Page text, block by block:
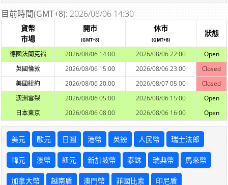
目前時間(GMT+8): 2026/08/06 14:30
貨幣
市場
開市
(GMT+8)
休市
(GMT+8)
狀態
德國法蘭克福 2026/08/06 14:00 2026/08/06 22:00
Open
英國倫敦
2026/08/06 15:00 2026/08/06 23:00
Closed
美國紐約
2026/08/06 20:00 2026/08/07 05:00
Closed
澳洲雪梨
2026/08/06 05:00 2026/08/06 15:00
Open
日本東京
2026/08/06 08:00 2026/08/06 16:00 Open
美元 歐元 日圓 港幣 英鎊 人民幣 瑞士法郎
韓元 澳幣 紐元 新加坡幣 泰銖 瑞典幣 馬來幣
加拿大幣 越南盾 澳門幣 菲國比索 印尼盾